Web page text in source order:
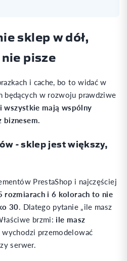
sklep w dół,
pisze
i cache, bo to widać w
będących w rozwoju prawdziwe
i wszystkie mają wspólny
biznesem.
- sklep jest większy,
PrestaShop i najczęściej
rozmiarach i 6 kolorach to nie
30. Dlatego pytanie „ile masz
brzmi:ile masz
wychodzi przemodelować
serwer.